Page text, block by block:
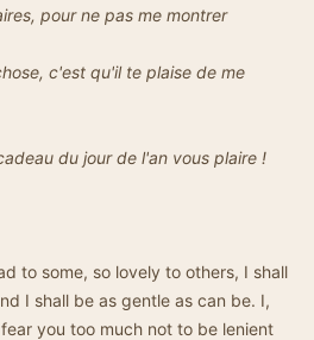
pour ne pas me montrer
c'est qu'il te plaise de me
du jour de l'an vous plaire !
to some, so lovely to others, I shall
I shall be as gentle as can be. I,
you too much not to be lenient